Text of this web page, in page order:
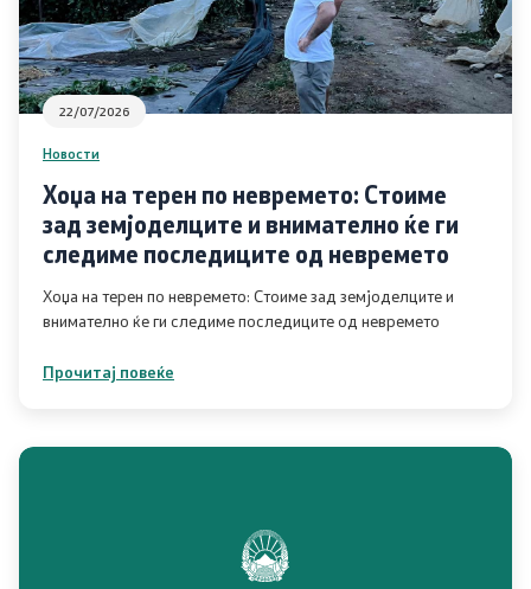
22/07/2026
Новости
Хоџа на терен по невремето: Стоиме
зад земјоделците и внимателно ќе ги
следиме последиците од невремето
Хоџа на терен по невремето: Стоиме зад земјоделците и
внимателно ќе ги следиме последиците од невремето
Прочитај повеќе